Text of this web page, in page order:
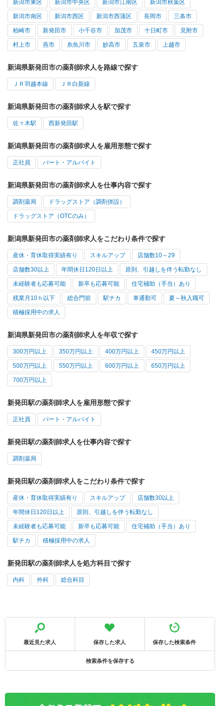
新潟市東区 新潟市中央区 新潟市江南区 新潟市秋葉区
新潟市南区 新潟市西区 新潟市西蒲区 長岡市 三条市
柏崎市 新発田市 小千谷市 加茂市 十日町市 見附市
村上市 燕市 糸魚川市 妙高市 五泉市 上越市
新潟県新発田市の薬剤師求人を路線で探す
ＪＲ羽越本線 ＪＲ白新線
新潟県新発田市の薬剤師求人を駅で探す
佐々木駅 西新発田駅
新潟県新発田市の薬剤師求人を雇用形態で探す
正社員 パート・アルバイト
新潟県新発田市の薬剤師求人を仕事内容で探す
調剤薬局 ドラッグストア（調剤併設）
ドラッグストア（OTCのみ）
新潟県新発田市の薬剤師求人をこだわり条件で探す
産休・育休取得実績有り スキルアップ 店舗数10～29
店舗数30以上 年間休日120日以上 原則、引越しを伴う転勤なし
未経験者も応募可能 新卒も応募可能 住宅補助（手当）あり
残業月10ｈ以下 総合門前 駅チカ 車通勤可 夏～秋入職可
積極採用中の求人
新潟県新発田市の薬剤師求人を年収で探す
300万円以上 350万円以上 400万円以上 450万円以上
500万円以上 550万円以上 600万円以上 650万円以上
700万円以上
新発田駅の薬剤師求人を雇用形態で探す
正社員 パート・アルバイト
新発田駅の薬剤師求人を仕事内容で探す
調剤薬局
新発田駅の薬剤師求人をこだわり条件で探す
産休・育休取得実績有り スキルアップ 店舗数30以上
年間休日120日以上 原則、引越しを伴う転勤なし
未経験者も応募可能 新卒も応募可能 住宅補助（手当）あり
駅チカ 積極採用中の求人
新発田駅の薬剤師求人を処方科目で探す
内科 外科 総合科目
最近見た求人 保存した求人 保存した検索条件
検索条件を保存する